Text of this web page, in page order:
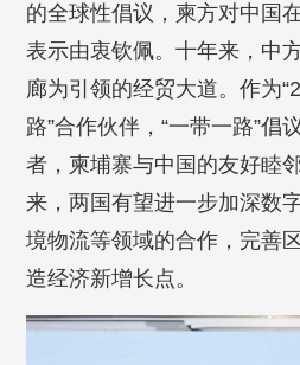
的全球性倡议，柬方对中国
表示由衷钦佩。十年来，中
廊为引领的经贸大道。作为
路”合作伙伴，“一带一路”倡
者，柬埔寨与中国的友好睦
来，两国有望进一步加深数
境物流等领域的合作，完善
造经济新增长点。